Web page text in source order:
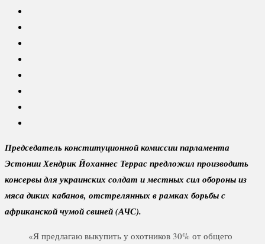
Председатель конституционной комиссии парламента
Эстонии Хендрик Йоханнес Террас предложил производить
консервы для украинских солдат и местных сил обороны из
мяса диких кабанов, отстрелянных в рамках борьбы с
африканской чумой свиней (АЧС).
«Я предлагаю выкупить у охотников 30% от общего